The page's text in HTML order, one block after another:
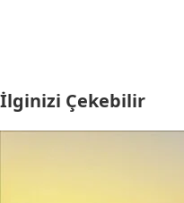
İlginizi Çekebilir